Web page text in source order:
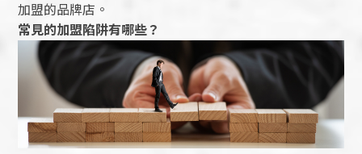
加盟的品牌店。
常見的加盟陷阱有哪些？